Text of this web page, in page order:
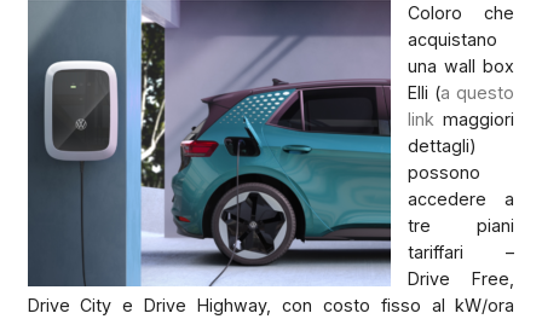
Coloro che
acquistano
una wall box
Elli (a questo
link maggiori
dettagli)
possono
accedere a
tre piani
tariffari –
Drive Free,
Drive City e Drive Highway, con costo fisso al kW/ora